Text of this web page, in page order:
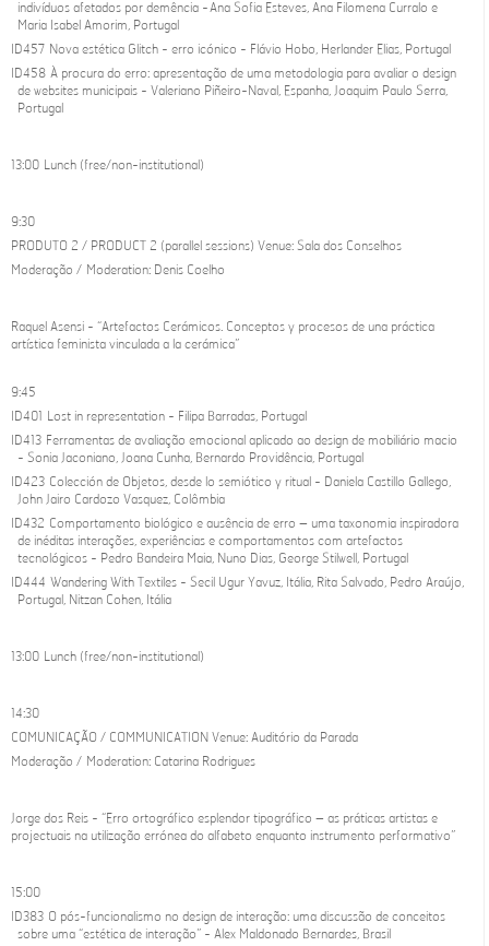
indivíduos afetados por demência - Ana Sofia Esteves, Ana Filomena Curralo e
Maria Isabel Amorim, Portugal
ID457 Nova estética Glitch - erro icónico - Flávio Hobo, Herlander Elias, Portugal
ID458 À procura do erro: apresentação de uma metodologia para avaliar o design
de websites municipais - Valeriano Piñeiro-Naval, Espanha, Joaquim Paulo Serra,
Portugal
13:00 Lunch (free/non-institutional)
9:30
PRODUTO 2 / PRODUCT 2 (parallel sessions) Venue: Sala dos Conselhos
Moderação / Moderation: Denis Coelho
Raquel Asensi - “Artefactos Cerámicos. Conceptos y procesos de una práctica
artística feminista vinculada a la cerámica”
9:45
ID401 Lost in representation - Filipa Barradas, Portugal
ID413 Ferramentas de avaliação emocional aplicado ao design de mobiliário macio
- Sonia Jaconiano, Joana Cunha, Bernardo Providência, Portugal
ID423 Colección de Objetos, desde lo semiótico y ritual - Daniela Castillo Gallego,
John Jairo Cardozo Vasquez, Colômbia
ID432 Comportamento biológico e ausência de erro – uma taxonomia inspiradora
de inéditas interações, experiências e comportamentos com artefactos
tecnológicos - Pedro Bandeira Maia, Nuno Dias, George Stilwell, Portugal
ID444 Wandering With Textiles - Secil Ugur Yavuz, Itália, Rita Salvado, Pedro Araújo,
Portugal, Nitzan Cohen, Itália
13:00 Lunch (free/non-institutional)
14:30
COMUNICAÇÃO / COMMUNICATION Venue: Auditório da Parada
Moderação / Moderation: Catarina Rodrigues
Jorge dos Reis - “Erro ortográfico esplendor tipográfico – as práticas artistas e
projectuais na utilização errónea do alfabeto enquanto instrumento performativo”
15:00
ID383 O pós-funcionalismo no design de interação: uma discussão de conceitos
sobre uma “estética de interação” - Alex Maldonado Bernardes, Brasil